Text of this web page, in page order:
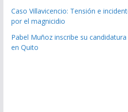
Caso Villavicencio: Tensión e
por el magnicidio
Pabel Muñoz inscribe su
en Quito